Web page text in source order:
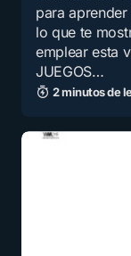
para aprender
lo que te
emplear esta
JUEGOS…
2 minutos de